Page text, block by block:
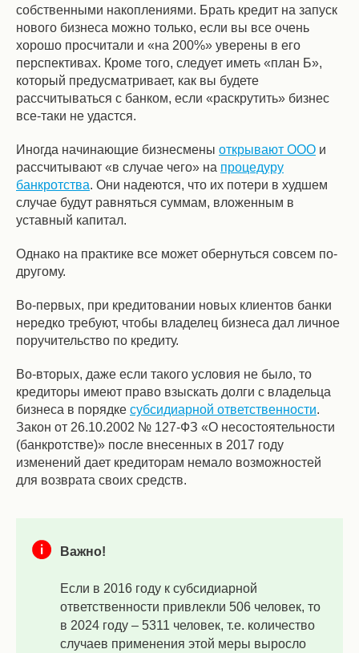
собственными накоплениями. Брать кредит на запуск
нового бизнеса можно только, если вы все очень
хорошо просчитали и «на 200%» уверены в его
перспективах. Кроме того, следует иметь «план Б»,
который предусматривает, как вы будете
рассчитываться с банком, если «раскрутить» бизнес
все-таки не удастся.
Иногда начинающие бизнесмены открывают ООО и
рассчитывают «в случае чего» на процедуру
банкротства. Они надеются, что их потери в худшем
случае будут равняться суммам, вложенным в
уставный капитал.
Однако на практике все может обернуться совсем по-
другому.
Во-первых, при кредитовании новых клиентов банки
нередко требуют, чтобы владелец бизнеса дал личное
поручительство по кредиту.
Во-вторых, даже если такого условия не было, то
кредиторы имеют право взыскать долги с владельца
бизнеса в порядке субсидиарной ответственности.
Закон от 26.10.2002 № 127-ФЗ «О несостоятельности
(банкротстве)» после внесенных в 2017 году
изменений дает кредиторам немало возможностей
для возврата своих средств.
Важно!
Если в 2016 году к субсидиарной
ответственности привлекли 506 человек, то
в 2024 году – 5311 человек, т.е. количество
случаев применения этой меры выросло